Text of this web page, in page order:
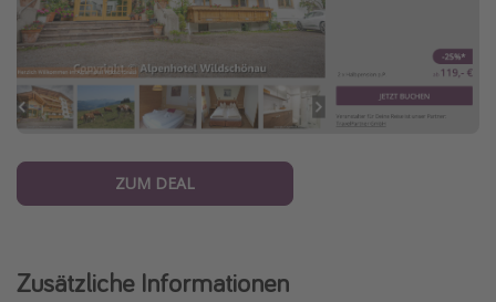
ZUM DEAL
Zusätzliche Informationen